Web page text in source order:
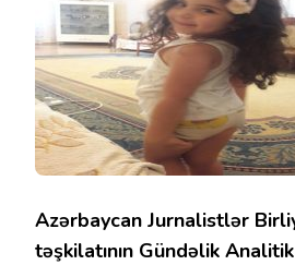
Azərbaycan Jurnalistlər
təşkilatının Gündəlik